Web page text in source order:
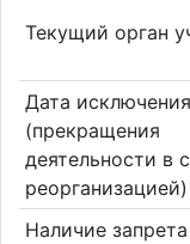
Текущий орган
Дата
(прекращения
деятельности в
реорганизацией)
Наличие